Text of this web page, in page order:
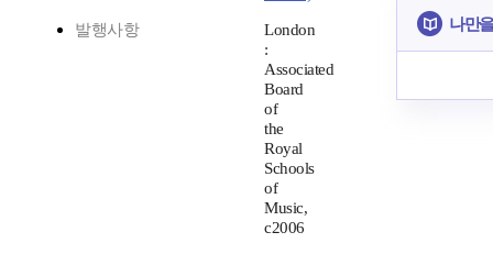
발행사항
London
:
Associated
Board
of
the
Royal
Schools
of
Music,
c2006
나만